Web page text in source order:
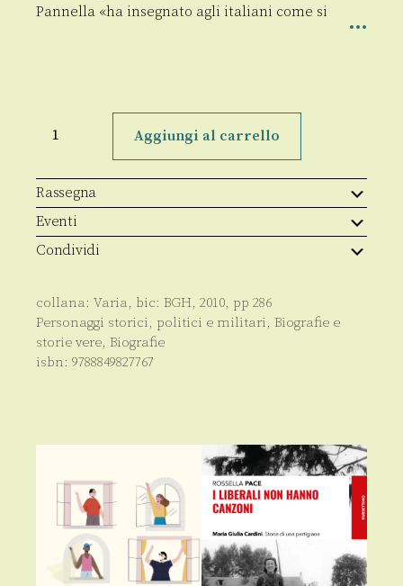
Pannella «ha insegnato agli italiani come si
Pannella
Aggiungi al carrello
Rassegna
Eventi
Condividi
collana: Varia, bic: BGH, 2010, pp 286
Personaggi storici, politici e militari, Biografie e
storie vere, Biografie
isbn: 9788849827767